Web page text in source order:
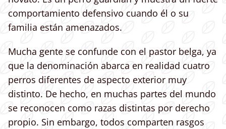
comportamiento defensivo cuando él o su
familia están amenazados.
Mucha gente se confunde con el pastor belga, ya
que la denominación abarca en realidad cuatro
perros diferentes de aspecto exterior muy
distinto. De hecho, en muchas partes del mundo
se reconocen como razas distintas por derecho
propio. Sin embargo, todos comparten rasgos